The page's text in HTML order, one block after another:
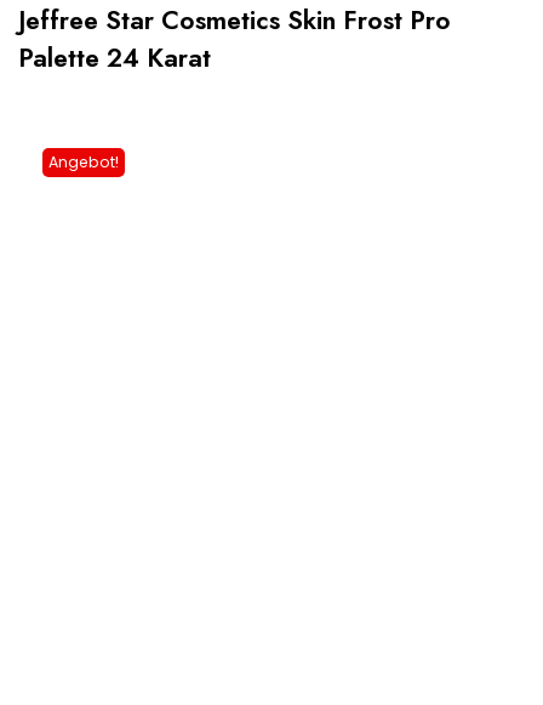
Jeffree Star Cosmetics Skin Frost Pro
Palette 24 Karat
Angebot!